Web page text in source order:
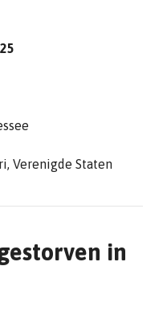
Verenigde Staten
in